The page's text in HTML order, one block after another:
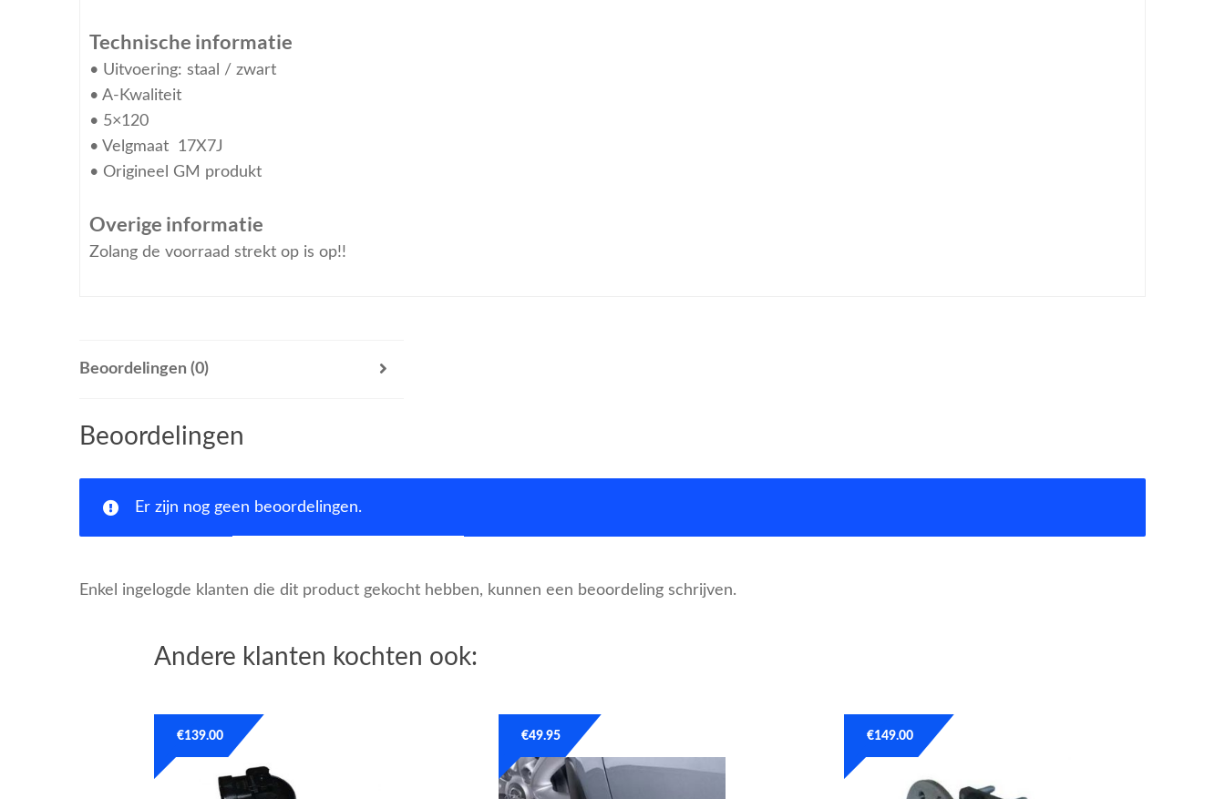
Technische informatie
• Uitvoering: staal / zwart
• A-Kwaliteit
• 5×120
• Velgmaat 17X7J
• Origineel GM produkt
Overige informatie
Zolang de voorraad strekt op is op!!
Beoordelingen (0)
Beoordelingen
Er zijn nog geen beoordelingen.
Enkel ingelogde klanten die dit product gekocht hebben, kunnen een beoordeling schrijven.
Andere klanten kochten ook:
€139.00 €49.95 €149.00